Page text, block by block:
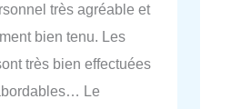
très agréable et
bien tenu. Les
très bien effectuées
Le